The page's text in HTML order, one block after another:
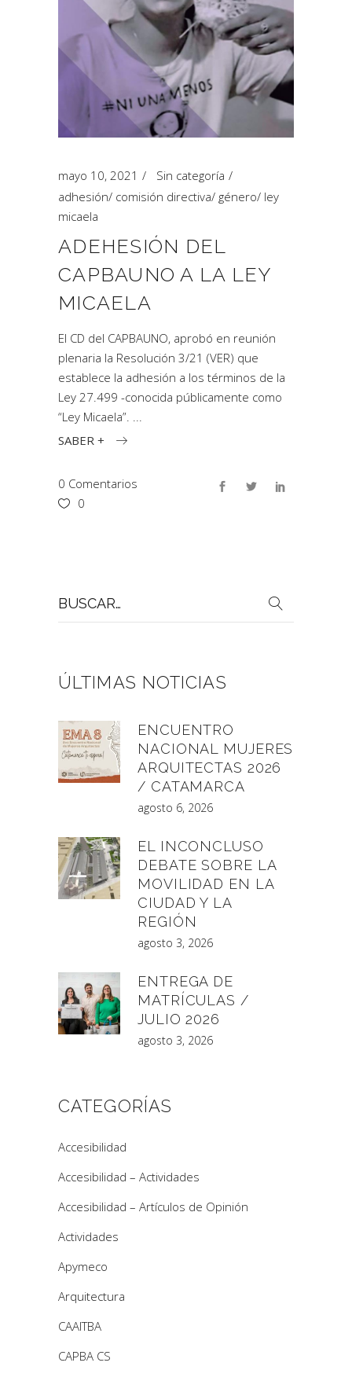
mayo 10, 2021
Sin categoría
adhesión/ comisión directiva/ género/ ley
micaela
ADEHESIÓN DEL
CAPBAUNO A LA LEY
MICAELA
El CD del CAPBAUNO, aprobó en reunión
plenaria la Resolución 3/21 (VER) que
establece la adhesión a los términos de la
Ley 27.499 -conocida públicamente como
“Ley Micaela”.
SABER +
0 Comentarios
0
por:
ÚLTIMAS NOTICIAS
ENCUENTRO
NACIONAL MUJERES
ARQUITECTAS 2026
/ CATAMARCA
agosto 6, 2026
EL INCONCLUSO
DEBATE SOBRE LA
MOVILIDAD EN LA
CIUDAD Y LA
REGIÓN
agosto 3, 2026
ENTREGA DE
MATRÍCULAS /
JULIO 2026
agosto 3, 2026
CATEGORÍAS
Accesibilidad
Accesibilidad – Actividades
Accesibilidad – Artículos de Opinión
Actividades
Apymeco
Arquitectura
CAAITBA
CAPBA CS